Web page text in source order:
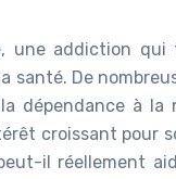
une addiction qui
santé. De
dépendance à
croissant pour
il réellement